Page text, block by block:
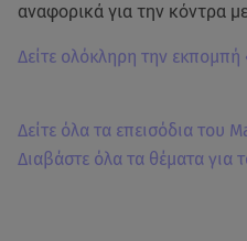
αναφορικά για την κόντρα
Δείτε ολόκληρη την
Δείτε όλα τα επεισόδια του
Διαβάστε όλα τα θέματα για